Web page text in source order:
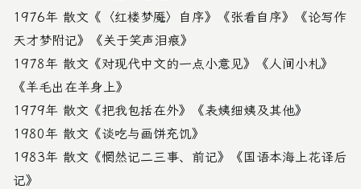
1976年 散文《〈红楼梦魇〉自序》《张看自序》《论写作
天才梦附记》《关于笑声泪痕》
1978年 散文《对现代中文的一点小意见》《人间小札》
《羊毛出在羊身上》
1979年 散文《把我包括在外》《表姨细姨及其他》
1980年 散文《谈吃与画饼充饥》
1983年 散文《惘然记二三事、前记》《国语本海上花译后
记》